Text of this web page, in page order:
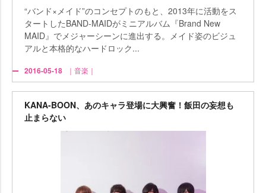
“バンド×メイド”のコンセプトのもと、2013年に活動をス
タートしたBAND-MAIDがミニアルバム『Brand New
MAID』でメジャーシーンに進出する。メイド姿のビジュ
アルと本格的なハードロック...
2016-05-18 ｜音楽｜
KANA-BOON、あのキャラ登場に大興奮！飯田の妄想も
止まらない